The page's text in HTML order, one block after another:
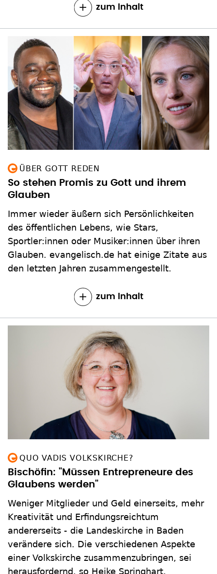
zum Inhalt
ÜBER GOTT REDEN
So stehen Promis zu Gott und ihrem
Glauben
Immer wieder äußern sich Persönlichkeiten
des öffentlichen Lebens, wie Stars,
Sportler:innen oder Musiker:innen über ihren
Glauben. evangelisch.de hat einige Zitate aus
den letzten Jahren zusammengestellt.
zum Inhalt
QUO VADIS VOLKSKIRCHE?
Bischöfin: "Müssen Entrepreneure des
Glaubens werden"
Weniger Mitglieder und Geld einerseits, mehr
Kreativität und Erfindungsreichtum
andererseits - die Landeskirche in Baden
verändere sich. Die verschiedenen Aspekte
einer Volkskirche zusammenzubringen, sei
herausfordernd, so Heike Springhart.